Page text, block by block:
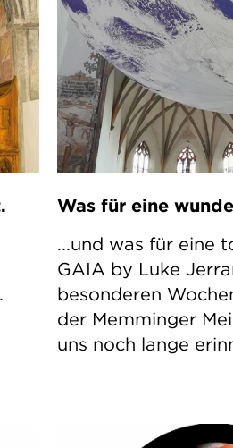
Was für eine
...und was für eine
GAIA by Luke
besonderen
der Memminger
uns noch lange